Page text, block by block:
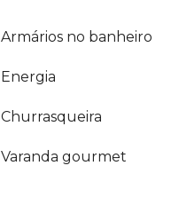
Armários no banheiro
Energia
Churrasqueira
Varanda gourmet